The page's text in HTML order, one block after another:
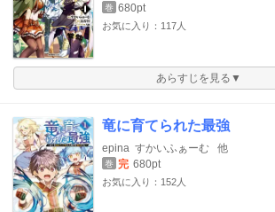
巻 680pt
お気に入り：117人
あらすじを見る▼
竜に育てられた最強
epina すかいふぁーむ 他
巻 完 680pt
お気に入り：152人